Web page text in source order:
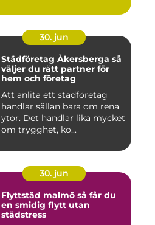
30. jun
Städföretag Åkersberga så
väljer du rätt partner för
hem och företag
Att anlita ett städföretag
handlar sällan bara om rena
ytor. Det handlar lika mycket
om trygghet, ko...
30. jun
Flyttstäd malmö så får du
en smidig flytt utan
städstress